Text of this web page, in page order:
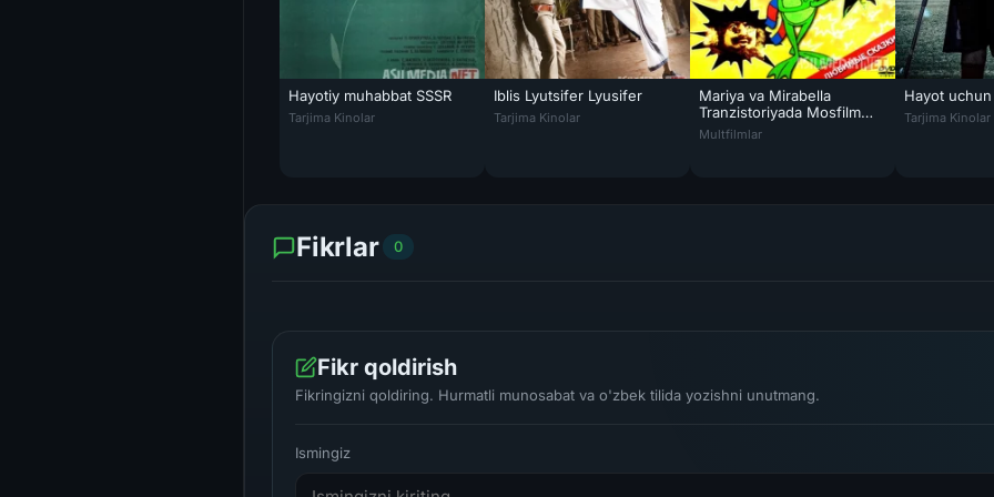
Hayotiy muhabbat SSSR
Hayotiy muhabbat SSSR kinosi Uzbek tilida 1975 O'zbekcha tarjima kino HD
Tarjima Kinolar
Iblis Lyutsifer Lyusifer
Iblis Lyutsifer Lyusifer Hind kino Uzbek tilida 2019 HD O'zbek tarjima tas-
Tarjima Kinolar
Mariya va Mirabella
Tranzistoriyada Mosfilm
SSSR
Mariya va Mirabella Tranzistoriyada
Multfilmlar
Hayot
Hayot
Tarjima Kinolar
Fikrlar 0
Fikr qoldirish
Fikringizni qoldiring. Hurmatli munosabat va o'zbek tilida yozishni unutmang.
Ismingiz